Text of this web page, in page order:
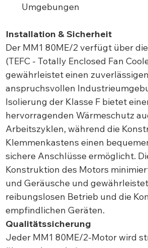
Umgebungen
Installation & Sicherheit
Der MM1 80ME/2 verfügt über
(TEFC - Totally Enclosed Fan
gewährleistet einen
anspruchsvollen
Isolierung der Klasse F bietet
hervorragenden Wärmeschutz
Arbeitszyklen, während die
Klemmenkastens einen
sichere Anschlüsse ermöglicht.
Konstruktion des Motors
und Geräusche und
reibungslosen Betrieb und die
empfindlichen Geräten.
Qualitätssicherung
Jeder MM1 80ME/2-Motor wird